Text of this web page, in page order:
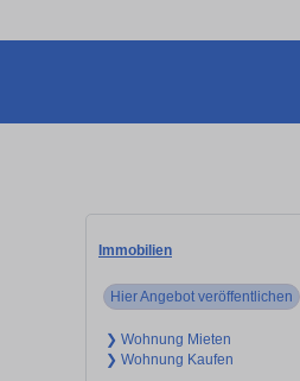
Immobilien
Hier Angebot veröffentlichen
❯ Wohnung Mieten
❯ Wohnung Kaufen